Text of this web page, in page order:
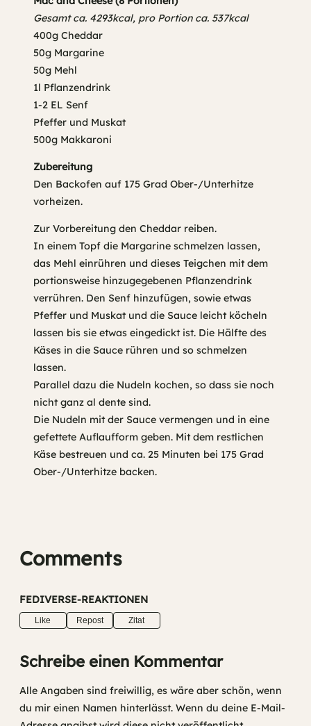
Gesamt ca. 4293kcal, pro Portion ca. 537kcal
400g Cheddar
50g Margarine
50g Mehl
1l Pflanzendrink
1-2 EL Senf
Pfeffer und Muskat
500g Makkaroni
Zubereitung
Den Backofen auf 175 Grad Ober-/Unterhitze
vorheizen.
Zur Vorbereitung den Cheddar reiben.
In einem Topf die Margarine schmelzen lassen,
das Mehl einrühren und dieses Teigchen mit dem
portionsweise hinzugegebenen Pflanzendrink
verrühren. Den Senf hinzufügen, sowie etwas
Pfeffer und Muskat und die Sauce leicht köcheln
lassen bis sie etwas eingedickt ist. Die Hälfte des
Käses in die Sauce rühren und so schmelzen
lassen.
Parallel dazu die Nudeln kochen, so dass sie noch
nicht ganz al dente sind.
Die Nudeln mit der Sauce vermengen und in eine
gefettete Auflaufform geben. Mit dem restlichen
Käse bestreuen und ca. 25 Minuten bei 175 Grad
Ober-/Unterhitze backen.
Comments
FEDIVERSE-REAKTIONEN
Like Repost Zitat
Schreibe einen Kommentar
Alle Angaben sind freiwillig, es wäre aber schön, wenn
du mir einen Namen hinterlässt. Wenn du deine E-Mail-